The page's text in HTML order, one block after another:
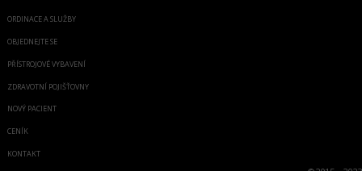
ORDINACE A SLUŽBY
OBJEDNEJTE SE
PŘÍSTROJOVÉ VYBAVENÍ
ZDRAVOTNÍ POJIŠŤOVNY
NOVÝ PACIENT
CENÍK
KONTAKT